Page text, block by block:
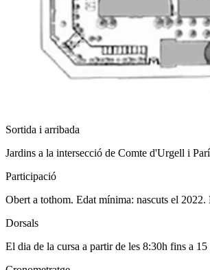
Sortida i arribada
Jardins a la intersecció de Comte d'Urgell i
Participació
Obert a tothom. Edat mínima: nascuts el
Dorsals
El dia de la cursa a partir de les 8:30h fins a